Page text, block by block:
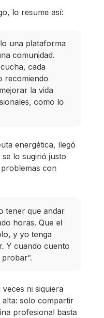
lo resume así:
una plataforma
comunidad.
cada
recomiendo
la vida
como lo
energética, llegó
lo sugirió justo
con
tener que andar
horas. Que el
y yo tenga
Y cuando cuento
ni siquiera
solo compartir
profesional basta